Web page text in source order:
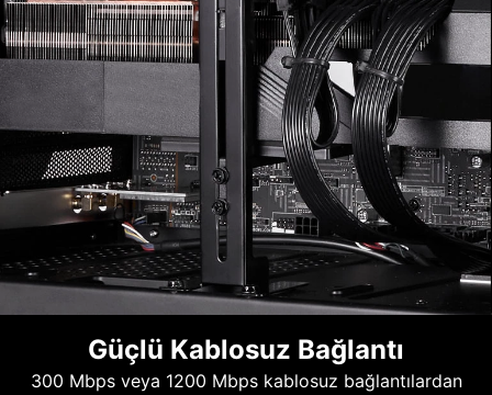
Güçlü Kablosuz Bağlantı
300 Mbps veya 1200 Mbps kablosuz bağlantılardan